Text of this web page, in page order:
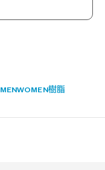
MENWOMEN樹脂